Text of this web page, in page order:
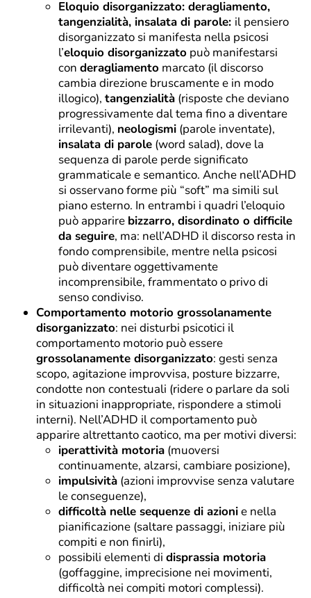
Eloquio disorganizzato: deragliamento,
tangenzialità, insalata di parole: il pensiero
disorganizzato si manifesta nella psicosi
l’eloquio disorganizzato può manifestarsi
con deragliamento marcato (il discorso
cambia direzione bruscamente e in modo
illogico), tangenzialità (risposte che deviano
progressivamente dal tema fino a diventare
irrilevanti), neologismi (parole inventate),
insalata di parole (word salad), dove la
sequenza di parole perde significato
grammaticale e semantico. Anche nell’ADHD
si osservano forme più “soft” ma simili sul
piano esterno. In entrambi i quadri l’eloquio
può apparire bizzarro, disordinato o difficile
da seguire, ma: nell’ADHD il discorso resta in
fondo comprensibile, mentre nella psicosi
può diventare oggettivamente
incomprensibile, frammentato o privo di
senso condiviso.
Comportamento motorio grossolanamente
disorganizzato: nei disturbi psicotici il
comportamento motorio può essere
grossolanamente disorganizzato: gesti senza
scopo, agitazione improvvisa, posture bizzarre,
condotte non contestuali (ridere o parlare da soli
in situazioni inappropriate, rispondere a stimoli
interni). Nell’ADHD il comportamento può
apparire altrettanto caotico, ma per motivi diversi:
iperattività motoria (muoversi
continuamente, alzarsi, cambiare posizione),
impulsività (azioni improvvise senza valutare
le conseguenze),
difficoltà nelle sequenze di azionie nella
pianificazione (saltare passaggi, iniziare più
compiti e non finirli),
possibili elementi di disprassia motoria
(goffaggine, imprecisione nei movimenti,
difficoltà nei compiti motori complessi).